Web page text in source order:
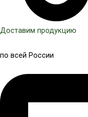
Доставим продукцию
по всей России